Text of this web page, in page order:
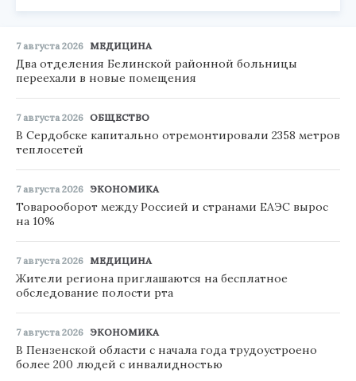
7 августа 2026 МЕДИЦИНА
Два отделения Белинской районной больницы
переехали в новые помещения
7 августа 2026 ОБЩЕСТВО
В Сердобске капитально отремонтировали 2358 метров
теплосетей
7 августа 2026 ЭКОНОМИКА
Товарооборот между Россией и странами ЕАЭС вырос
на 10%
7 августа 2026 МЕДИЦИНА
Жители региона приглашаются на бесплатное
обследование полости рта
7 августа 2026 ЭКОНОМИКА
В Пензенской области с начала года трудоустроено
более 200 людей с инвалидностью